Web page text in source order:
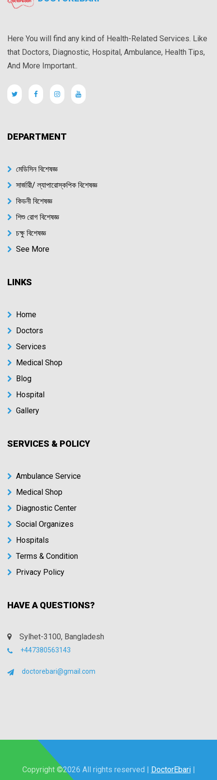
Here You will find any kind of Health-Related Services. Like
that Doctors, Diagnostic, Hospital, Ambulance, Health Tips,
And More Important..
DEPARTMENT
মেডিসিন বিশেষজ্ঞ
সার্জারী/ ল্যাপারোস্কপিক বিশেষজ্ঞ
কিডনী বিশেষজ্ঞ
শিশু রোগ বিশেষজ্ঞ
চক্ষু বিশেষজ্ঞ
See More
LINKS
Home
Doctors
Services
Medical Shop
Blog
Hospital
Gallery
SERVICES & POLICY
Ambulance Service
Medical Shop
Diagnostic Center
Social Organizes
Hospitals
Terms & Condition
Privacy Policy
HAVE A QUESTIONS?
Sylhet-3100, Bangladesh
+447380563143
doctorebari@gmail.com
Copyright ©2026 All rights reserved | DoctorEbari|